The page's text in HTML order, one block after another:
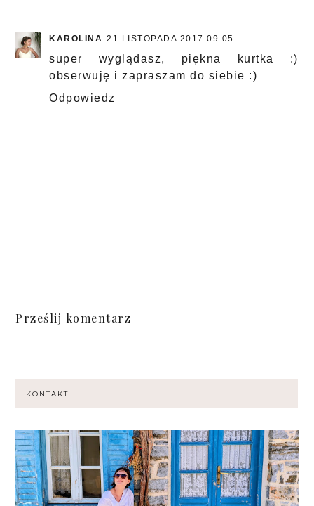
KAROLINA 21 LISTOPADA 2017 09:05
super wyglądasz, piękna kurtka :)
obserwuję i zapraszam do siebie :)
Odpowiedz
Prześlij komentarz
KONTAKT